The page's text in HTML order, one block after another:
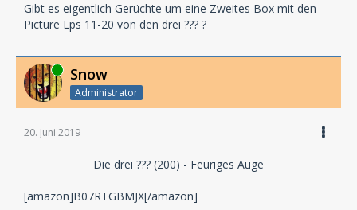
Gibt es eigentlich Gerüchte um eine Zweites Box mit den
Picture Lps 11-20 von den drei ??? ?
Online Snow
Administrator
20. Juni 2019
Die drei ??? (200) - Feuriges Auge
[amazon]B07RTGBMJX[/amazon]